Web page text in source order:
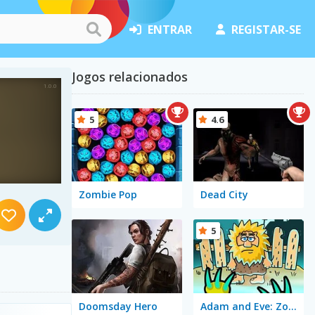
ENTRAR REGISTAR-SE
Jogos relacionados
Zombie Pop
5
Dead City
4.6
Doomsday Hero Adam and Eve: Zombies
5